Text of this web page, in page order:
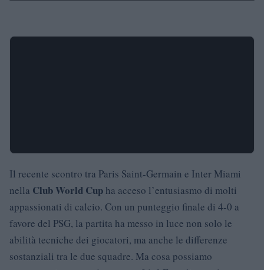
Il recente scontro tra Paris Saint-Germain e Inter Miami
nella Club World Cup ha acceso l’entusiasmo di molti
appassionati di calcio. Con un punteggio finale di 4-0 a
favore del PSG, la partita ha messo in luce non solo le
abilità tecniche dei giocatori, ma anche le differenze
sostanziali tra le due squadre. Ma cosa possiamo